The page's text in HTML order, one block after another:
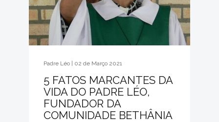
Padre Léo | 02 de Março 2021
5 FATOS MARCANTES DA
VIDA DO PADRE LÉO,
FUNDADOR DA
COMUNIDADE BETHÂNIA